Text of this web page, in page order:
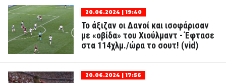
20.06.2024 | 19:40
Το άξιζαν οι Δανοί και ισοφάρισαν
με «οβίδα» του Χιούλμαντ - Έφτασε
στα 114χλμ./ώρα το σουτ! (vid)
20.06.2024 | 17:56